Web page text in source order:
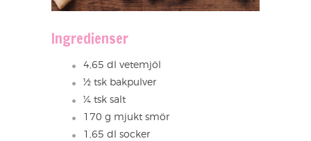
Ingredienser
4,65 dl vetemjöl
½ tsk bakpulver
¼ tsk salt
170 g mjukt smör
1,65 dl socker